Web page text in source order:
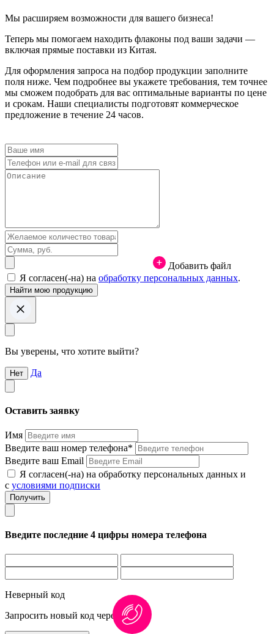
Мы расширяем возможности для вашего бизнеса!
Теперь мы помогаем находить флаконы под ваши задачи —
включая прямые поставки из Китая.
Для оформления запроса на подбор продукции заполните
поля ниже. Чем подробнее вы укажете требования, тем точнее
мы сможем подобрать для вас оптимальные варианты по цене
и срокам. Наши специалисты подготовят коммерческое
предложение в течение 24 часов.
Добавить файл
Я согласен(-на) на обработку персональных данных.
Вы уверены, что хотите выйти?
Нет Да
Оставить заявку
Имя
Введите ваш номер телефона*
Введите ваш Email
Я согласен(-на) на обработку персональных данных и
с условиями подписки
Введите последние 4 цифры номера телефона
Неверный код
Запросить новый код через 1:00